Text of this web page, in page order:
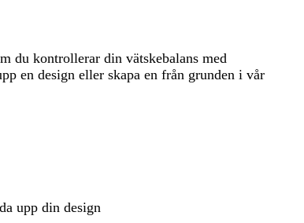
du kontrollerar din vätskebalans med
en design eller skapa en från grunden i vår
upp din design